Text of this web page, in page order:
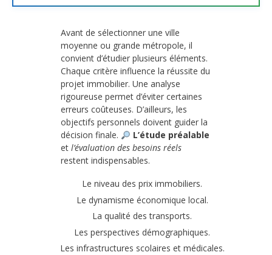
Avant de sélectionner une ville
moyenne ou grande métropole, il
convient d’étudier plusieurs éléments.
Chaque critère influence la réussite du
projet immobilier. Une analyse
rigoureuse permet d’éviter certaines
erreurs coûteuses. D’ailleurs, les
objectifs personnels doivent guider la
décision finale.
L’étude préalable
et l’évaluation des besoins réels
restent indispensables.
Le niveau des prix immobiliers.
Le dynamisme économique local.
La qualité des transports.
Les perspectives démographiques.
Les infrastructures scolaires et médicales.